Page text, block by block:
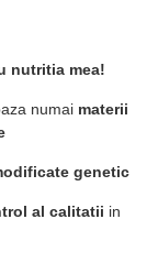
nutritia mea!
numai materii
genetic
al calitatii in